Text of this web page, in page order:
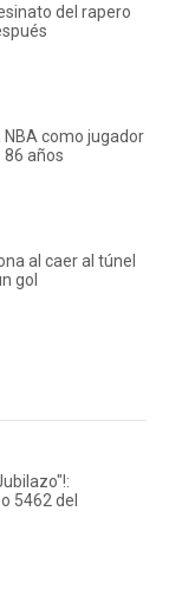
del rapero
NBA como jugador
86 años
al caer al túnel
gol
5462 del